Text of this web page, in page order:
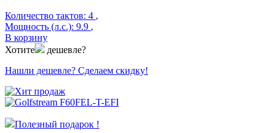
Количество тактов: 4 ,
Мощность (л.с.): 9.9 ,
В корзину
Хотите
дешевле?
Нашли дешевле? Сделаем скидку!
Полезный подарок !